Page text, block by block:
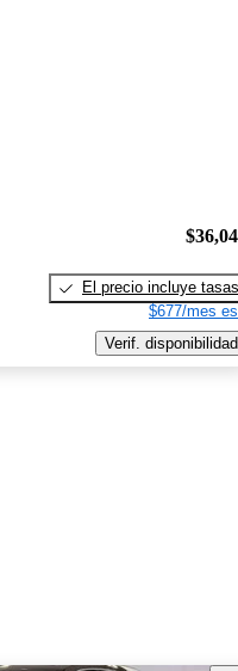
El precio incluye tasas
$677/mes
Verif. disponibilidad